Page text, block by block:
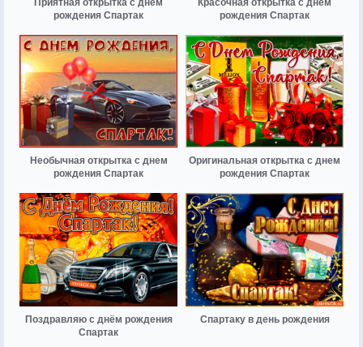
Приятная открытка с днем
рождения Спартак
Красочная открытка с днем
рождения Спартак
Необычная открытка с днем
рождения Спартак
Оригинальная открытка с днем
рождения Спартак
Поздравляю с днём рождения
Спартак
Спартаку в день рождения